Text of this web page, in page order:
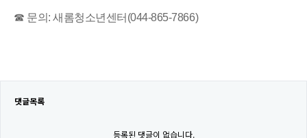
☎ 문의: 새롬청소년센터(044-865-7866)
댓글목록
등록된 댓글이 없습니다.